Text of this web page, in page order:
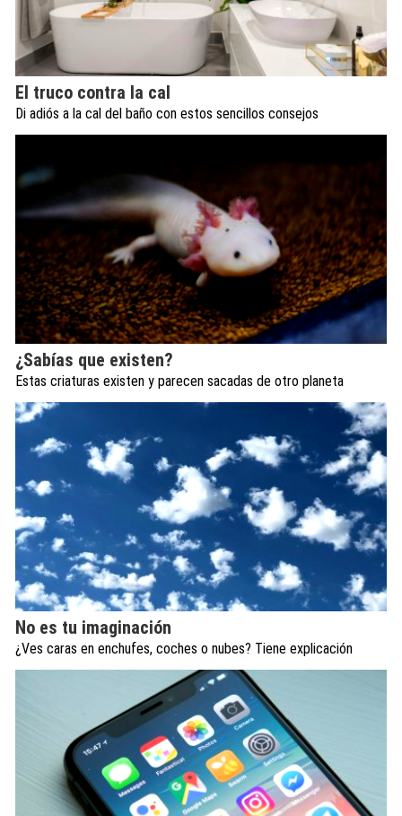
El truco contra la cal
Di adiós a la cal del baño con estos sencillos consejos
¿Sabías que existen?
Estas criaturas existen y parecen sacadas de otro planeta
No es tu imaginación
¿Ves caras en enchufes, coches o nubes? Tiene explicación